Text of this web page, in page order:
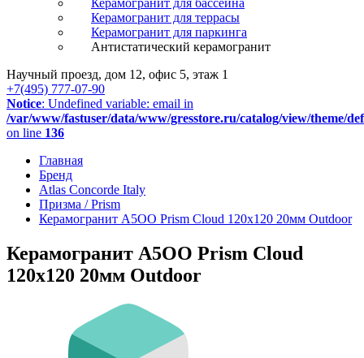
Керамогранит для бассейна
Керамогранит для террасы
Керамогранит для паркинга
Антистатический керамогранит
Научный проезд, дом 12, офис 5, этаж 1
+7(495) 777-07-90
Notice: Undefined variable: email in
/var/www/fastuser/data/www/gresstore.ru/catalog/view/theme/
on line 136
Главная
Бренд
Atlas Concorde Italy
Призма / Prism
Керамогранит A5OO Prism Cloud 120x120 20мм Outdoor
Керамогранит A5OO Prism Cloud
120x120 20мм Outdoor